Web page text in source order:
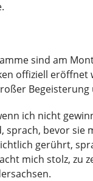
sind am
offiziell
ich nicht
sprach, bevor
gerührt,
mich stolz, zu